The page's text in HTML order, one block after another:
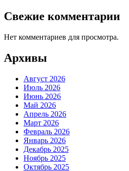
Свежие комментарии
Нет комментариев для просмотра.
Архивы
Август 2026
Июль 2026
Июнь 2026
Май 2026
Апрель 2026
Март 2026
Февраль 2026
Январь 2026
Декабрь 2025
Ноябрь 2025
Октябрь 2025